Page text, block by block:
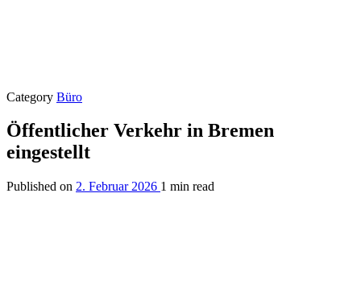
Category Büro
Öffentlicher Verkehr in Bremen
eingestellt
Published on 2. Februar 2026 1 min read